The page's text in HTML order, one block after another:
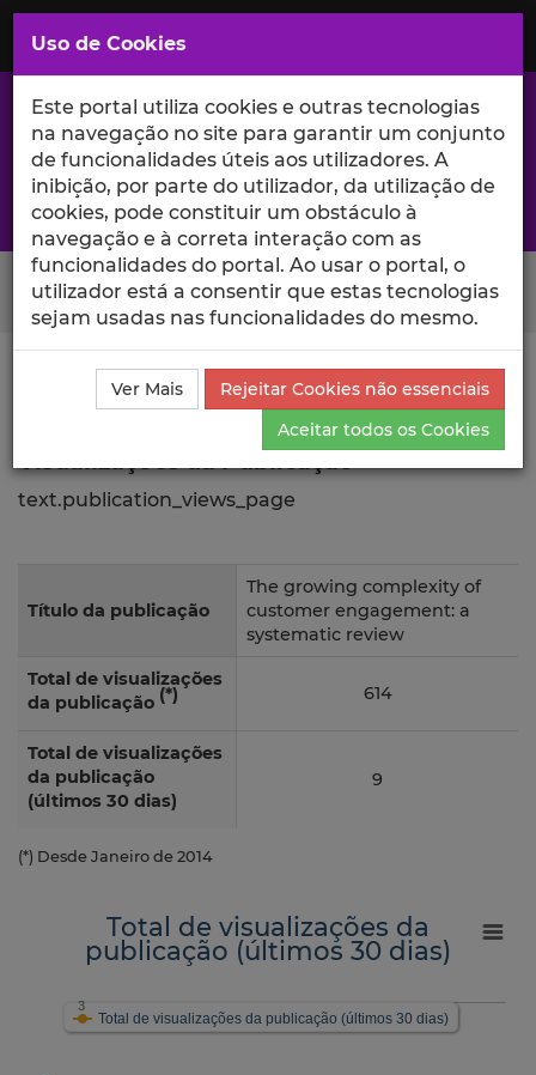
Saltar
para
Conteúdo
Principal
A excelência da investigação e ciência no Iscte
Search Button
Ciência_Iscte Publicações
Descrição Detalhada da
Publicação
Visualizações
text.publication_views_page
Título da publicação
The growing complexity of
customer engagement: a
systematic review
Total de visualizações
da publicação (*) 614
Total de visualizações
da publicação
(últimos 30 dias)
9
(*) Desde Janeiro de 2014
Total de visualizações da
publicação (últimos 30 dias)
Total de visualizações da publicação (últimos 30 dias)
3
Uso de Cookies
Este portal utiliza cookies e outras tecnologias
na navegação no site para garantir um conjunto
de funcionalidades úteis aos utilizadores. A
inibição, por parte do utilizador, da utilização de
cookies, pode constituir um obstáculo à
navegação e à correta interação com as
funcionalidades do portal. Ao usar o portal, o
utilizador está a consentir que estas tecnologias
sejam usadas nas funcionalidades do mesmo.
Ver Mais
Rejeitar Cookies não essenciais
Aceitar todos os Cookies